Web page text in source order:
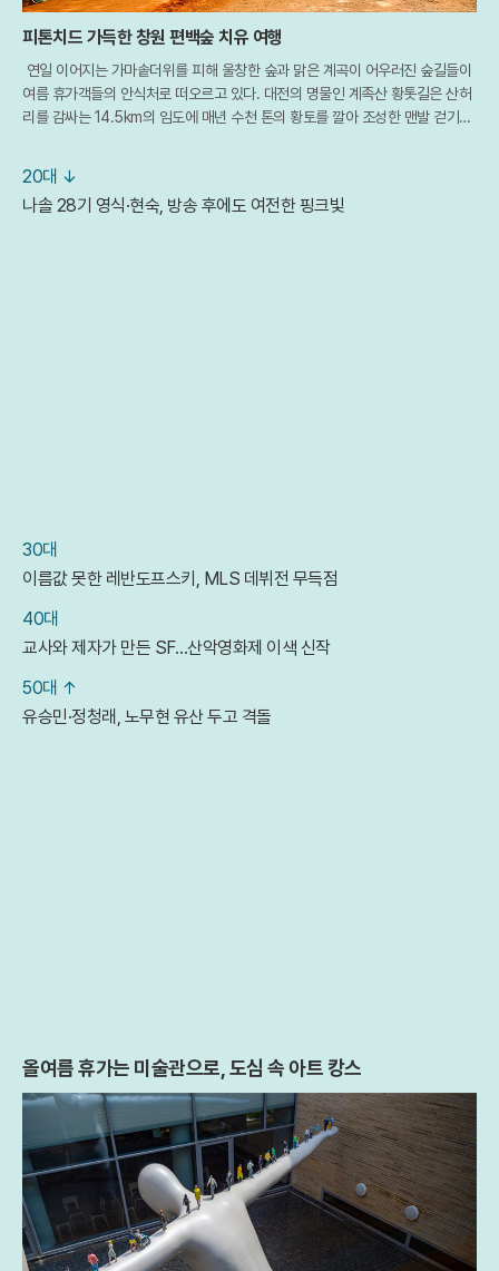
피톤치드 가득한 창원 편백숲 치유 여행
연일 이어지는 가마솥더위를 피해 울창한 숲과 맑은 계곡이 어우러진 숲길들이
여름 휴가객들의 안식처로 떠오르고 있다. 대전의 명물인 계족산 황톳길은 산허
리를 감싸는 14.5km의 임도에 매년 수천 톤의 황토를 깔아 조성한 맨발 걷기의
20대 ↓
나솔 28기 영식·현숙, 방송 후에도 여전한 핑크빛
30대
이름값 못한 레반도프스키, MLS 데뷔전 무득점
40대
교사와 제자가 만든 SF…산악영화제 이색 신작
50대 ↑
유승민·정청래, 노무현 유산 두고 격돌
올여름 휴가는 미술관으로, 도심 속 아트 캉스